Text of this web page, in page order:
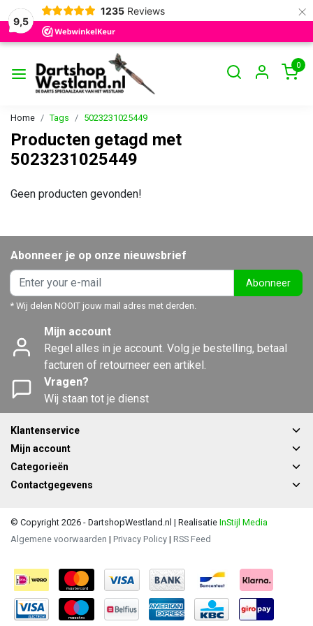
9,5
1235 Reviews ×
0
Home Tags 5023231025449
Producten getagd met
5023231025449
Geen producten gevonden!
Abonneer je op onze nieuwsbrief
Abonneer
* Wij delen NOOIT jouw mail adres met derden.
Mijn account
Regel alles in je account. Volg je bestelling, betaal
facturen of retourneer een artikel.
Vragen?
Wij staan tot je dienst
Klantenservice
Mijn account
Categorieën
Contactgegevens
© Copyright 2026 - DartshopWestland.nl | Realisatie InStijl Media
Algemene voorwaarden | Privacy Policy | RSS Feed